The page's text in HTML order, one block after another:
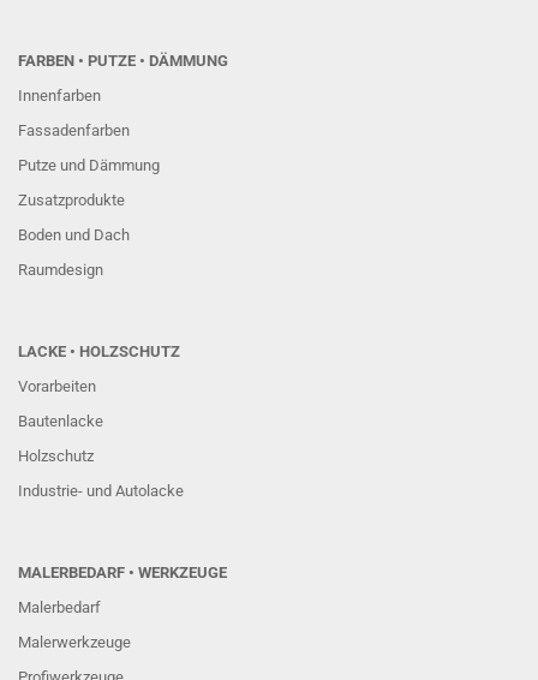
FARBEN • PUTZE • DÄMMUNG
Innenfarben
Fassadenfarben
Putze und Dämmung
Zusatzprodukte
Boden und Dach
Raumdesign
LACKE • HOLZSCHUTZ
Vorarbeiten
Bautenlacke
Holzschutz
Industrie- und Autolacke
MALERBEDARF • WERKZEUGE
Malerbedarf
Malerwerkzeuge